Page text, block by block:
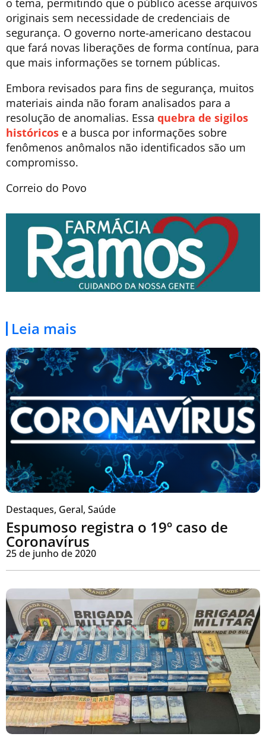
o tema, permitindo que o público acesse arquivos
originais sem necessidade de credenciais de
segurança. O governo norte-americano destacou
que fará novas liberações de forma contínua, para
que mais informações se tornem públicas.
Embora revisados para fins de segurança, muitos
materiais ainda não foram analisados para a
resolução de anomalias. Essa quebra de sigilos
históricos e a busca por informações sobre
fenômenos anômalos não identificados são um
compromisso.
Correio do Povo
Leia mais
Destaques, Geral, Saúde
Espumoso registra o 19º caso de
Coronavírus
25 de junho de 2020